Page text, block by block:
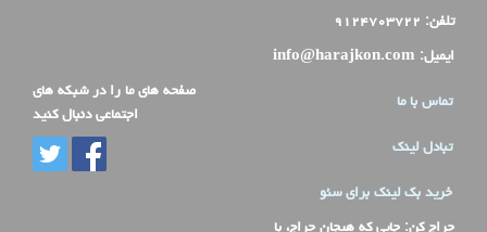
تلفن: ۹۱۲۴۷۰۳۷۲۲
ایمیل: info@harajkon.com
تماس با ما
تبادل لینک
خرید بک لینک برای سئو
حراج کن: جایی که هیجان حراج، با
صفحه های ما را در شبکه های
اجتماعی دنبال کنید